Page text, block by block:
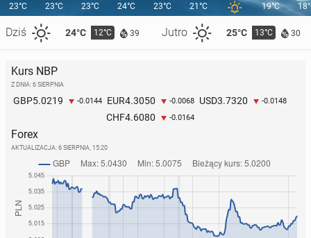
23°C
Dziś 24°C 12°C 39 Jutro 25°C 13°C 30
23°C 23°C 24°C 23°C 21°C 19°C
Kurs NBP
Z DNIA: 6 SIERPNIA
GBP5.0219 -0.0144 EUR4.3050 -0.0068 USD3.7320 -0.0148
CHF4.6080 -0.0164
Forex
AKTUALIZACJA: 6 SIERPNIA, 15:20